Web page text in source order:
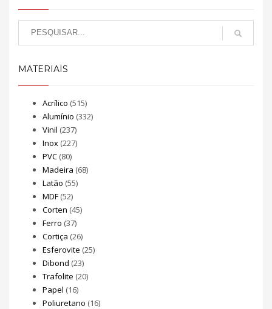
MATERIAIS
Acrílico (515)
Alumínio (332)
Vinil (237)
Inox (227)
PVC (80)
Madeira (68)
Latão (55)
MDF (52)
Corten (45)
Ferro (37)
Cortiça (26)
Esferovite (25)
Dibond (23)
Trafolite (20)
Papel (16)
Poliuretano (16)